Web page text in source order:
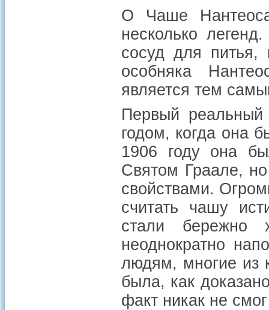
О Чаше
несколько
сосуд для питья,
особняка
является тем
Первый реальный
годом, когда она
1906 году она
Святом Граале,
свойствами.
считать чашу
стали бережно
неоднократно
людям, многие из
была, как
факт никак не